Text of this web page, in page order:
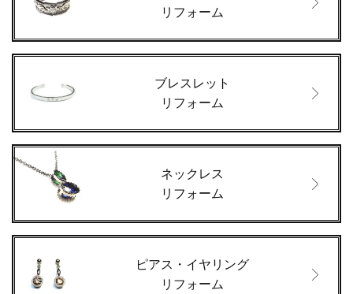
リフォーム
ブレスレット
リフォーム
ネックレス
リフォーム
ピアス・イヤリング
リフォーム